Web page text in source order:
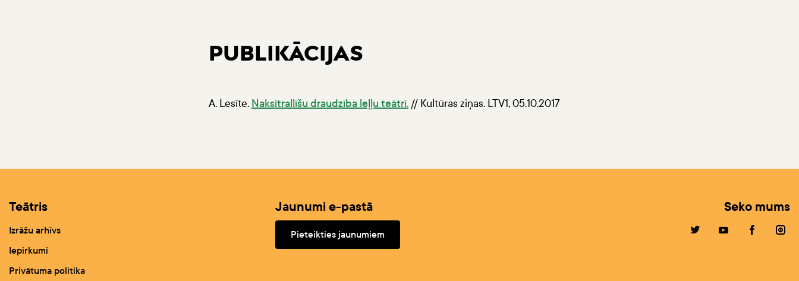
PUBLIKĀCIJAS
A. Lesīte. Naksitrallīšu draudzība leļļu teātrī. // Kultūras ziņas. LTV1, 05.10.2017
Teātris
Izrāžu arhīvs
Iepirkumi
Privātuma politika
Jaunumi e-pastā
Pieteikties jaunumiem
Seko mums